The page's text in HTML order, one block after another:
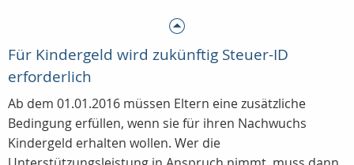
Für Kindergeld wird zukünftig Steuer-ID
erforderlich
Ab dem 01.01.2016 müssen Eltern eine zusätzliche
Bedingung erfüllen, wenn sie für ihren Nachwuchs
Kindergeld erhalten wollen. Wer die